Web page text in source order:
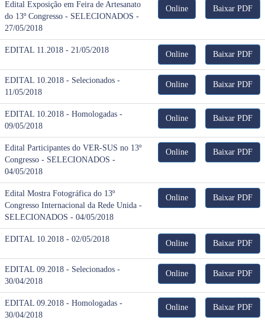
Edital Exposição em Feira de Artesanato
do 13º Congresso - SELECIONADOS -
27/05/2018
Online Baixar PDF
EDITAL 11.2018 - 21/05/2018 Online Baixar PDF
EDITAL 10.2018 - Selecionados -
11/05/2018
Online Baixar PDF
EDITAL 10.2018 - Homologadas -
09/05/2018
Online Baixar PDF
Edital Participantes do VER-SUS no 13º
Congresso - SELECIONADOS -
04/05/2018
Online Baixar PDF
Edital Mostra Fotográfica do 13º
Congresso Internacional da Rede Unida -
SELECIONADOS - 04/05/2018
Online Baixar PDF
EDITAL 10.2018 - 02/05/2018 Online Baixar PDF
EDITAL 09.2018 - Selecionados -
30/04/2018
Online Baixar PDF
EDITAL 09.2018 - Homologadas -
30/04/2018
Online Baixar PDF